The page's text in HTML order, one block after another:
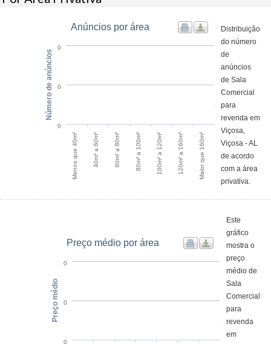
Anúncios por área
Menos que 40m² 40m² a 60m² 60m² a 80m² 80m² a 100m² 100m² a 120m² 120m² a 160m² Maior que 160m²
0
0
0
Número de anúncios
Distribuição
do número
de
anúncios
de Sala
Comercial
para
revenda em
Viçosa,
Viçosa - AL
de acordo
com a área
privativa.
Preço médio por área
0
0
0
Preço médio
Este
gráfico
mostra o
preço
médio de
Sala
Comercial
para
revenda
em